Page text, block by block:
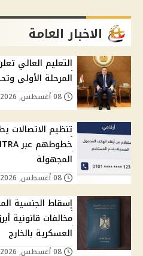
الاخبار العامة
التعليم العالي
المرحلة الأولى
تنظيم الاتصالات
المجهولة
مخالفات قانونية
العسكرية بالخارج